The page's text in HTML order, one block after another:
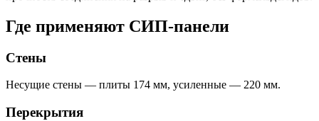
Где применяют СИП-панели
Стены
Несущие стены — плиты 174 мм, усиленные — 220 мм.
Перекрытия